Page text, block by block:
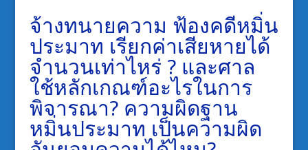
จ้างทนายความ ฟ้องคดีหมิ่น
ประมาท เรียกค่าเสียหายได้
จำนวนเท่าไหร่ ? และศาล
ใช้หลักเกณฑ์อะไรในการ
พิจารณา? ความผิดฐาน
หมิ่นประมาท เป็นความผิด